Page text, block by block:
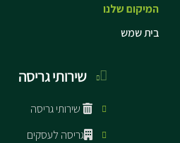
המיקום שלנו
בית שמש
שירותי גריסה
שירותי גריסה
גריסה לעסקים